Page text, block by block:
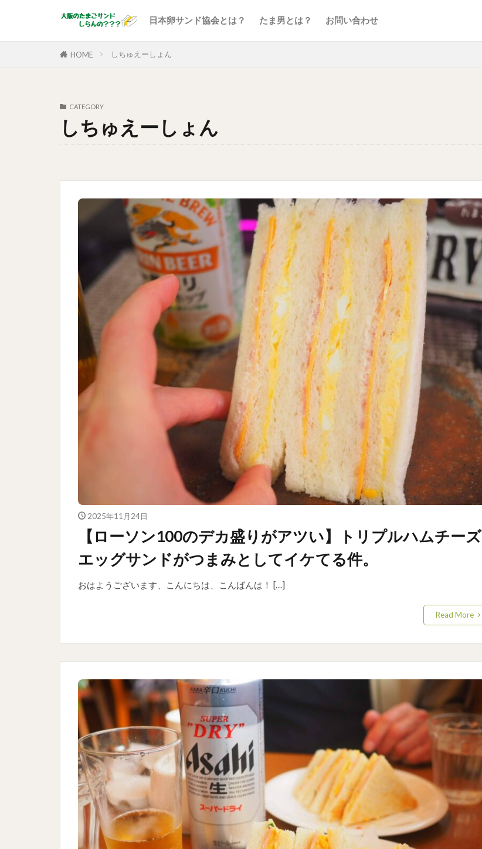
日本卵サンド協会とは？ たま男とは？ お問い合わせ
HOME しちゅえーしょん
CATEGORY
しちゅえーしょん
2025年11月24日
【ローソン100のデカ盛りがアツい】トリプルハムチーズ
エッグサンドがつまみとしてイケてる件。
おはようございます、こんにちは、こんばんは！ […]
Read More